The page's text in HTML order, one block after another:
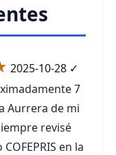
2025-10-28 ✓
7
Aurrera de mi
revisé
en la